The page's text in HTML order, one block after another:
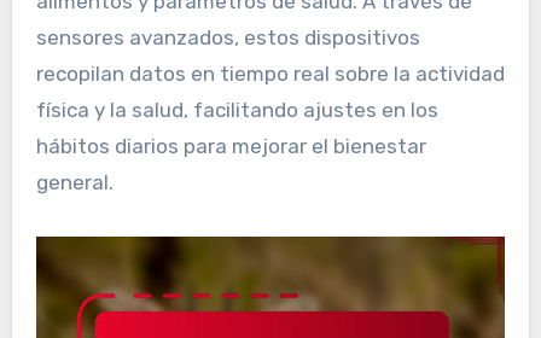
sensores avanzados, estos dispositivos
recopilan datos en tiempo real sobre la actividad
física y la salud, facilitando ajustes en los
hábitos diarios para mejorar el bienestar
general.